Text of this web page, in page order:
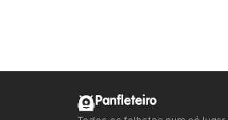
Panfleteiro